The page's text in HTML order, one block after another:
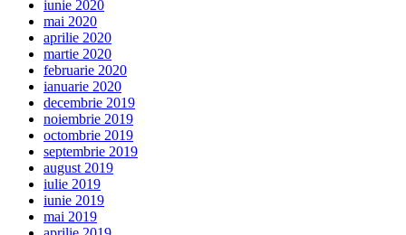
iunie 2020
mai 2020
aprilie 2020
martie 2020
februarie 2020
ianuarie 2020
decembrie 2019
noiembrie 2019
octombrie 2019
septembrie 2019
august 2019
iulie 2019
iunie 2019
mai 2019